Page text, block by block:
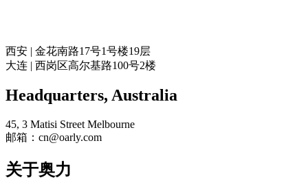
西安 | 金花南路17号1号楼19层
大连 | 西岗区高尔基路100号2楼
Headquarters​, Australia
45, 3 Matisi Street Melbourne
邮箱：cn@oarly.com
关于奥力